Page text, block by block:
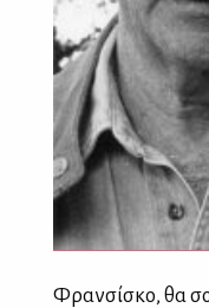
Φρανσίσκο, θα